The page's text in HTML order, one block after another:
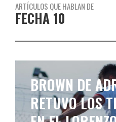
ARTÍCULOS QUE HABLAN DE
FECHA 10
BROWN DE
A VILLA